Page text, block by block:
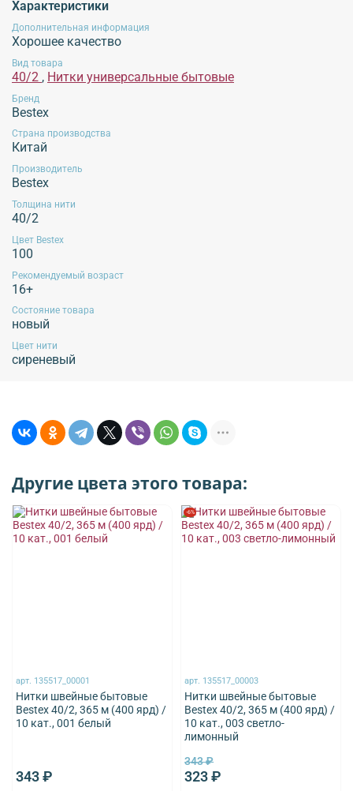
Характеристики
Дополнительная информация
Хорошее качество
Вид товара
40/2 , Нитки универсальные бытовые
Бренд
Bestex
Страна производства
Китай
Производитель
Bestex
Толщина нити
40/2
Цвет Bestex
100
Рекомендуемый возраст
16+
Состояние товара
новый
Цвет нити
сиреневый
Другие цвета этого товара:
арт. 135517_00001
Нитки швейные бытовые
Bestex 40/2, 365 м (400 ярд) /
10 кат., 001 белый
343 ₽
-6%
арт. 135517_00003
Нитки швейные бытовые
Bestex 40/2, 365 м (400 ярд) /
10 кат., 003 светло-
лимонный
343 ₽
323 ₽